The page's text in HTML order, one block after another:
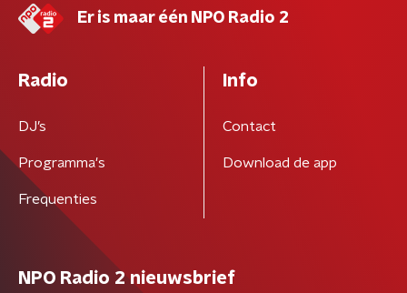
Er is maar één NPO Radio 2
Radio
DJ’s
Programma's
Frequenties
Info
Contact
Download de app
NPO Radio 2 nieuwsbrief